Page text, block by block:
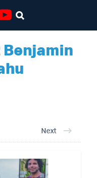
Benjamin
Next